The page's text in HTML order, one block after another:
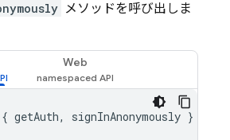
メソッドを呼び出しま
Web
{ getAuth, signInAnonymously }